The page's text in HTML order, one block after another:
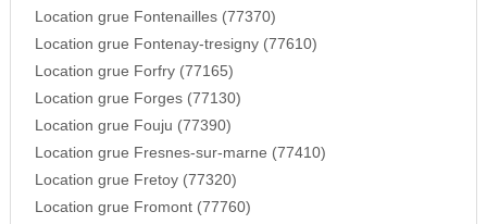
Location grue Fontenailles (77370)
Location grue Fontenay-tresigny (77610)
Location grue Forfry (77165)
Location grue Forges (77130)
Location grue Fouju (77390)
Location grue Fresnes-sur-marne (77410)
Location grue Fretoy (77320)
Location grue Fromont (77760)